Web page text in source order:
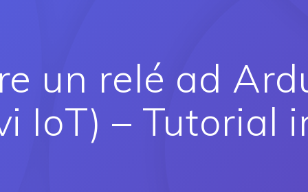
un relé ad
IoT) – Tutorial